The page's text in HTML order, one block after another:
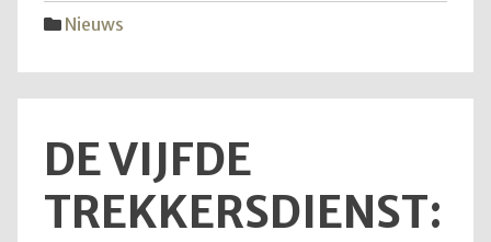
Nieuws
DE VIJFDE
TREKKERSDIENST: